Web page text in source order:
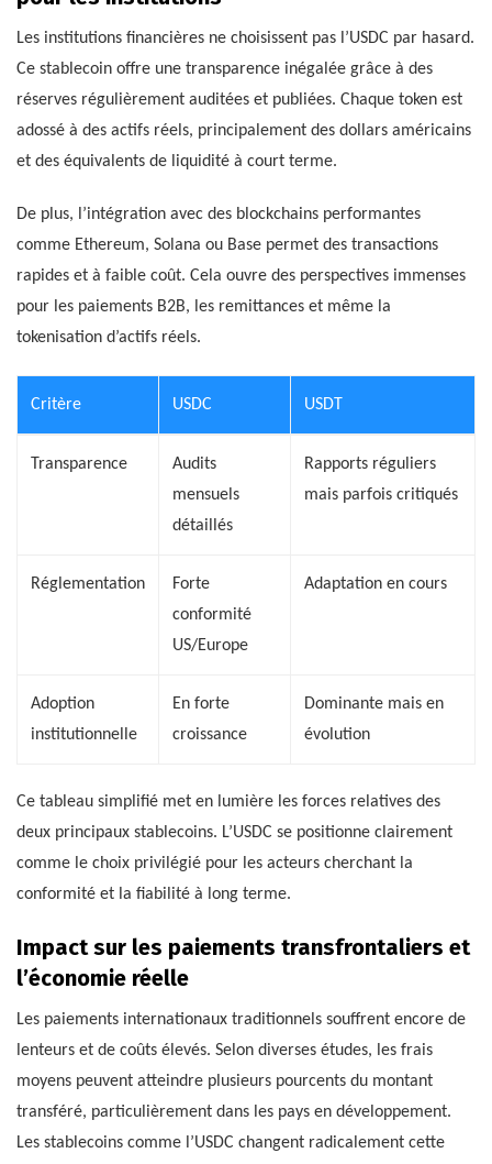
Les institutions financières ne choisissent pas l’USDC par hasard.
Ce stablecoin offre une transparence inégalée grâce à des
réserves régulièrement auditées et publiées. Chaque token est
adossé à des actifs réels, principalement des dollars américains
et des équivalents de liquidité à court terme.
De plus, l’intégration avec des blockchains performantes
comme Ethereum, Solana ou Base permet des transactions
rapides et à faible coût. Cela ouvre des perspectives immenses
pour les paiements B2B, les remittances et même la
tokenisation d’actifs réels.
Critère USDC USDT
Transparence
Audits
mensuels
détaillés
Rapports réguliers
mais parfois critiqués
Réglementation
Forte
conformité
US/Europe
Adaptation en cours
Adoption
institutionnelle
En forte
croissance
Dominante mais en
évolution
Ce tableau simplifié met en lumière les forces relatives des
deux principaux stablecoins. L’USDC se positionne clairement
comme le choix privilégié pour les acteurs cherchant la
conformité et la fiabilité à long terme.
Impact sur les paiements transfrontaliers et
l’économie réelle
Les paiements internationaux traditionnels souffrent encore de
lenteurs et de coûts élevés. Selon diverses études, les frais
moyens peuvent atteindre plusieurs pourcents du montant
transféré, particulièrement dans les pays en développement.
Les stablecoins comme l’USDC changent radicalement cette